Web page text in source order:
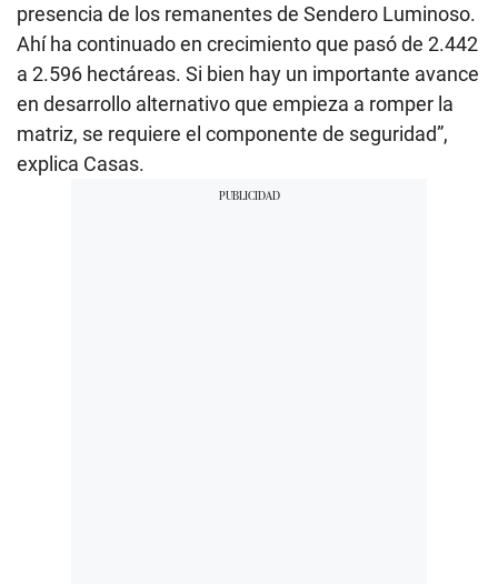
presencia de los remanentes de Sendero Luminoso.
Ahí ha continuado en crecimiento que pasó de 2.442
a 2.596 hectáreas. Si bien hay un importante avance
en desarrollo alternativo que empieza a romper la
matriz, se requiere el componente de seguridad”,
explica Casas.